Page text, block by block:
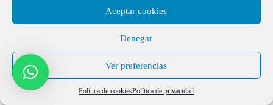
Aceptar cookies
Denegar
Ver preferencias
Política de cookiesPolítica de privacidad
Novedades